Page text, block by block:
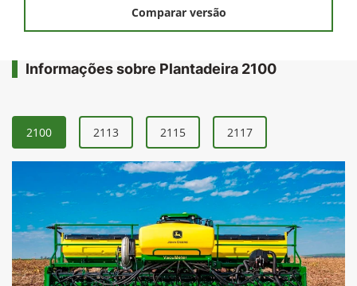
Comparar versão
Informações sobre Plantadeira 2100
2100 2113 2115 2117